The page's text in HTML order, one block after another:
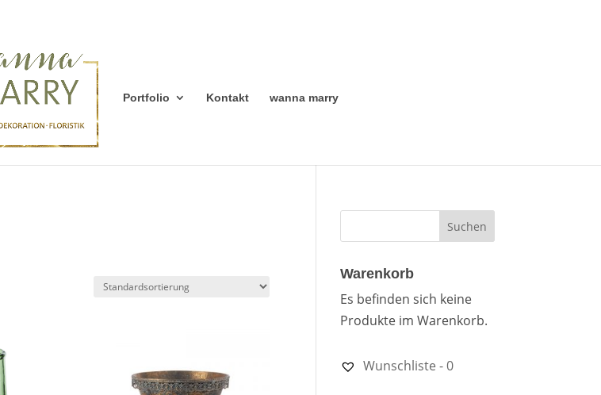
Portfolio Kontakt wanna marry
Warenkorb
Es befinden sich keine
Produkte im Warenkorb.
Wunschliste -0